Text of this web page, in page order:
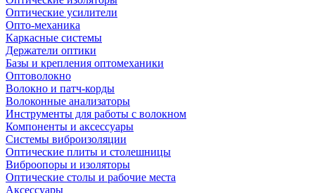
Оптические усилители
Опто-механика
Каркасные системы
Держатели оптики
Базы и крепления оптомеханики
Оптоволокно
Волокно и патч-корды
Волоконные анализаторы
Инструменты для работы с волокном
Компоненты и аксессуары
Системы виброизоляции
Оптические плиты и столешницы
Виброопоры и изоляторы
Оптические столы и рабочие места
Аксессуары